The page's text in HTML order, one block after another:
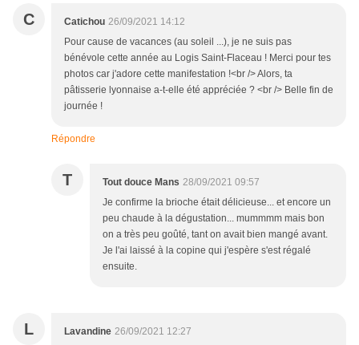
C Catichou 26/09/2021 14:12
Pour cause de vacances (au soleil ...), je ne suis pas
bénévole cette année au Logis Saint-Flaceau ! Merci pour tes
photos car j'adore cette manifestation !<br /> Alors, ta
pâtisserie lyonnaise a-t-elle été appréciée ? <br /> Belle fin de
journée !
Répondre
T Tout douce Mans 28/09/2021 09:57
Je confirme la brioche était délicieuse... et encore un
peu chaude à la dégustation... mummmm mais bon
on a très peu goûté, tant on avait bien mangé avant.
Je l'ai laissé à la copine qui j'espère s'est régalé
ensuite.
L Lavandine 26/09/2021 12:27